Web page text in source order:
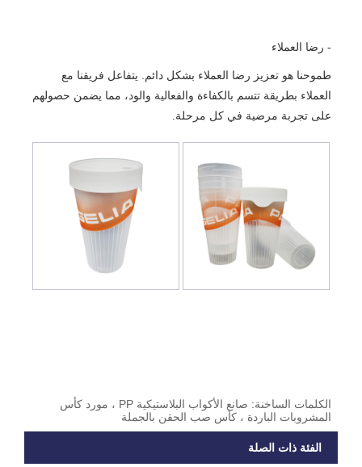
- رضا العملاء
طموحنا هو تعزيز رضا العملاء بشكل دائم. يتفاعل فريقنا مع
العملاء بطريقة تتسم بالكفاءة والفعالية والود، مما يضمن حصولهم
على تجربة مرضية في كل مرحلة.
الكلمات الساخنة: صانع الأكواب البلاستيكية PP ، مورد كأس
المشروبات الباردة ، كأس صب الحقن بالجملة
الفئة ذات الصلة